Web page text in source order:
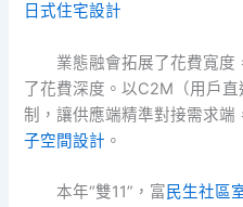
日式住宅設計
業態融會拓展了花費寬度
了花費深度。以C2M（用戶
制，讓供應端精準對接需求端
子空間設計 。
本年“雙11”，富民生社區